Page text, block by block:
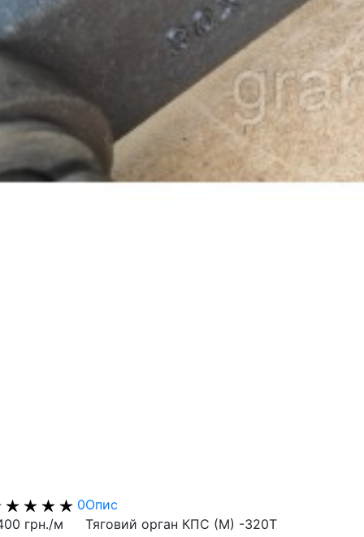
0
грн./м
Опис
Тяговий орган КПС (М) -320Т